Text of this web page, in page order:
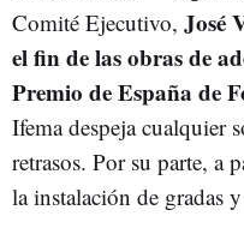
Comité Ejecutivo, José
el fin de las obras de
Premio de España de
Ifema despeja cualquier
retrasos. Por su parte, a
la instalación de gradas